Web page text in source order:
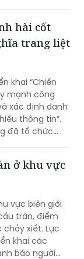
hài cốt
trang liệt
khai “Chiến
mạnh công
xác định danh
thông tin”.
đã tổ chức
mộ liệt sĩ
tính ở nghĩa
ở khu vực
vực biên giới
tràn, điểm
chảy xiết. Lực
khai các
báo người